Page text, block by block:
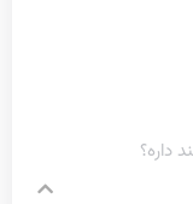
داره؟